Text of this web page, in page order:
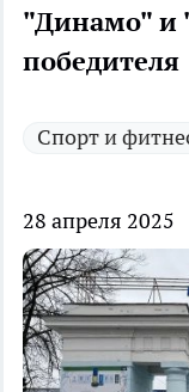
"Динамо" и
победителя
Спорт и
28 апреля 2025